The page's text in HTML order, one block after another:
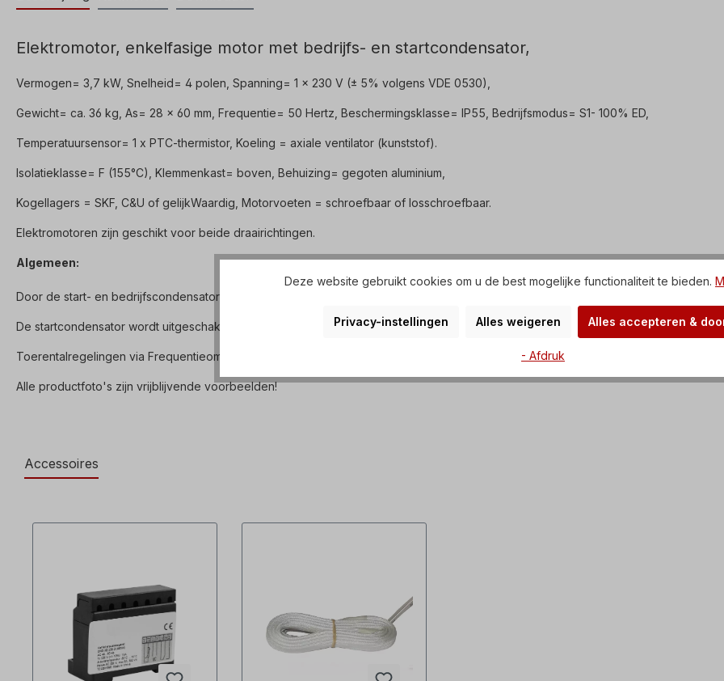
Elektromotor, enkelfasige motor met bedrijfs- en startcondensator,
Vermogen= 3,7 kW, Snelheid= 4 polen, Spanning= 1 x 230 V (± 5% volgens VDE 0530),
Gewicht= ca. 36 kg, As= 28 x 60 mm, Frequentie= 50 Hertz, Beschermingsklasse= IP55, Bedrijfsmodus= S1- 100% ED,
Temperatuursensor= 1 x PTC-thermistor, Koeling = axiale ventilator (kunststof).
Isolatieklasse= F (155°C), Klemmenkast= boven, Behuizing= gegoten aluminium,
Kogellagers = SKF, C&U of gelijkWaardig, Motorvoeten = schroefbaar of losschroefbaar.
Elektromotoren zijn geschikt voor beide draairichtingen.
Algemeen:
Door de start- en bedrijfscondensator heeft de 230V-motor een sterker startKoppel.
De startcondensator wordt uitgeschakeld door een centrifugaalschakelaar wanneer de Snelheid is bereikt.
Toerentalregelingen via Frequentieomvormers of iets dergelijks leiden daarom tot storingen en zijn niet toegestaan.
Alle productfoto's zijn vrijblijvende voorbeelden!
Accessoires
Deze website gebruikt cookies om u de best mogelijke functionaliteit te bieden.
Privacy-instellingen Alles weigeren Alles accepteren &
- Afdruk